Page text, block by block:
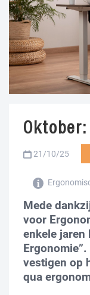
21/10/25
Mede
voor
enkele jaren
vestigen op
qua